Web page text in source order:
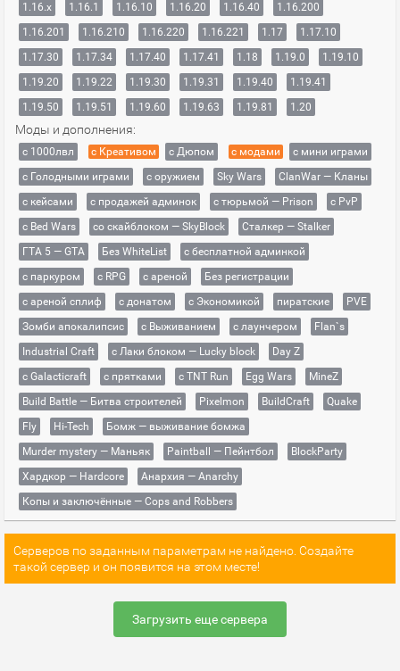
1.16.x
1.16.1 1.16.10 1.16.20 1.16.40
1.16.200
1.16.201
1.16.210 1.16.220 1.16.221 1.17
1.17.10
1.17.30
1.17.34 1.17.40 1.17.41 1.18 1.19.0
1.19.10
1.19.20
1.19.22 1.19.30 1.19.31 1.19.40
1.19.41
1.19.50
1.19.51 1.19.60 1.19.63 1.19.81 1.20
Моды и дополнения:
с 1000лвл c Креативом с Дюпом с модами
с мини играми
с Голодными играми
с оружием Sky Wars
ClanWar — Кланы
с кейсами
с продажей админок с тюрьмой — Prison
с PvP
с Bed Wars
со скайблоком — SkyBlock
Сталкер — Stalker
ГТА 5 — GTA
Без WhiteList
с бесплатной админкой
с паркуром
с RPG с ареной
Без регистрации
с ареной сплиф
с донатом с Экономикой пиратские
PVE
Зомби апокалипсис
с Выживанием с лаунчером
Flan`s
Industrial Craft
с Лаки блоком — Lucky block
Day Z
с Galacticraft
с прятками с TNT Run Egg Wars
MineZ
Build Battle — Битва строителей
Pixelmon BuildCraft
Quake
Fly
Hi-Tech
Бомж — выживание бомжа
Murder mystery — Маньяк
Paintball — Пейнтбол
BlockParty
Хардкор — Hardcore
Анархия — Anarchy
Копы и заключённые — Cops and Robbers
Серверов по заданным параметрам не найдено. Создайте
такой сервер и он появится на этом месте!
Загрузить еще сервера